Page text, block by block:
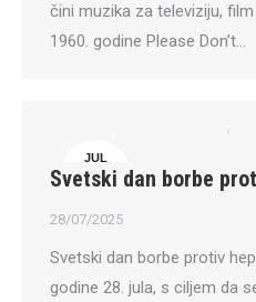
čini muzika za televiziju,
1960. godine Please Don’t…
JUL
28
Svetski dan borbe
28/07/2025
Svetski dan borbe protiv
godine 28. jula, s ciljem da